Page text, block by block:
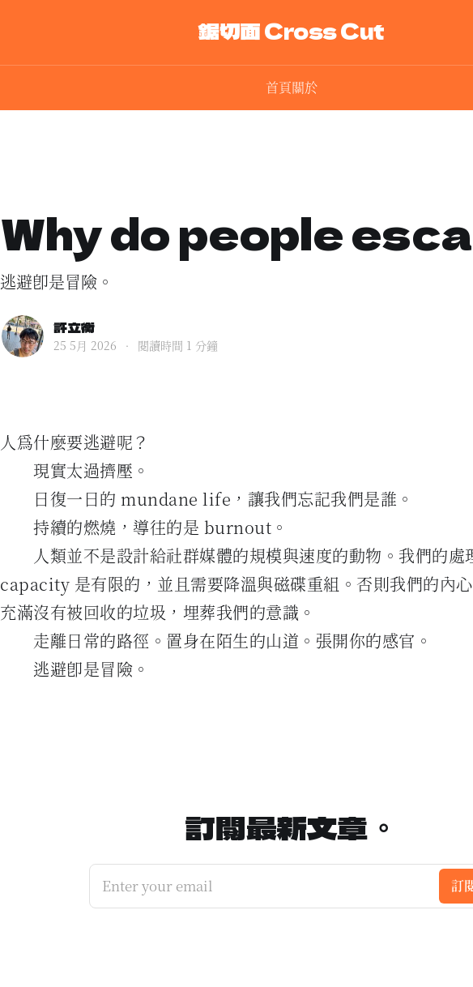
鋸切面 Cross Cut
首頁關於
Why do people
逃避即是冒險。
許立衡
25 5月 2026 • 閱讀時間 1 分鐘
人為什麼要逃避呢？
現實太過擠壓。
日復一日的 mundane life，讓我們忘記我們是誰。
持續的燃燒，導往的是 burnout。
人類並不是設計給社群媒體的規模與速度的動物。我們的處
capacity 是有限的，並且需要降溫與磁碟重組。否則我們的內
充滿沒有被回收的垃圾，埋葬我們的意識。
走離日常的路徑。置身在陌生的山道。張開你的感官。
逃避即是冒險。
訂閱最新文章。
Enter your email 訂